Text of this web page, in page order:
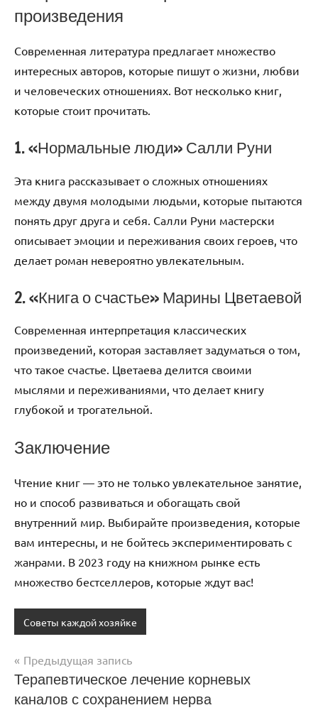
произведения
Современная литература предлагает множество
интересных авторов, которые пишут о жизни, любви
и человеческих отношениях. Вот несколько книг,
которые стоит прочитать.
1. «Нормальные люди» Салли Руни
Эта книга рассказывает о сложных отношениях
между двумя молодыми людьми, которые пытаются
понять друг друга и себя. Салли Руни мастерски
описывает эмоции и переживания своих героев, что
делает роман невероятно увлекательным.
2. «Книга о счастье» Марины Цветаевой
Современная интерпретация классических
произведений, которая заставляет задуматься о том,
что такое счастье. Цветаева делится своими
мыслями и переживаниями, что делает книгу
глубокой и трогательной.
Заключение
Чтение книг — это не только увлекательное занятие,
но и способ развиваться и обогащать свой
внутренний мир. Выбирайте произведения, которые
вам интересны, и не бойтесь экспериментировать с
жанрами. В 2023 году на книжном рынке есть
множество бестселлеров, которые ждут вас!
Советы каждой хозяйке
Навигация
по
Предыдущая запись
Терапевтическое лечение корневых
каналов с сохранением нерва